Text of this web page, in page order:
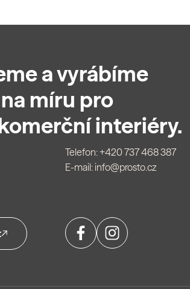
a vyrábíme
míru pro
interiéry.
Telefon:+420 737 468 387
E-mail: info@prosto.cz